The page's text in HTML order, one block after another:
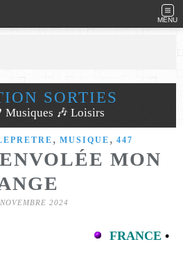
MENU
SORTIES
Musiques 🎶 Loisirs
, MUSIQUE , 447
MON
2024
FRANCE •